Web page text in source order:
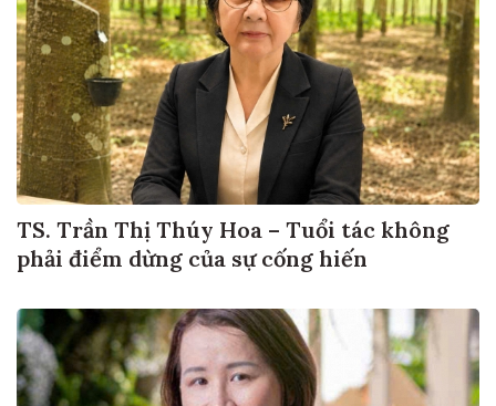
TS. Trần Thị Thúy Hoa – Tuổi tác không
phải điểm dừng của sự cống hiến